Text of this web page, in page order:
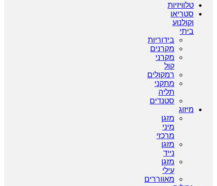
טלוויזיות
סטריאו
וקולנוע
ביתי
בידוריות
מקרנים
מקרני
קול
רמקולים
מתקני
תליה
סטנדים
מיזוג
מזגן
מיני
מרכזי
מזגן
נייד
מזגן
עילי
מאווררים